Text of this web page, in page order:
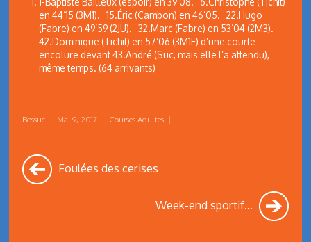
en 44’15 (3M1). 15.Éric (Cambon) en 46’05. 22.Hugo
(Fabre) en 49’59 (2JU). 32.Marc (Fabre) en 53’04 (2M3).
42.Dominique (Tichit) en 57’06 (3M1F) d’une courte
encolure devant 43.André (Suc, mais elle l’a attendu),
même temps. (64 arrivants)
Bossuc | Mai 9, 2017 | Courses Adultes |
Foulées des cerises
Week-end sportif…